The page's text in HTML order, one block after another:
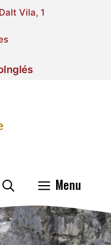
Vila, 1
Inglés
Menu